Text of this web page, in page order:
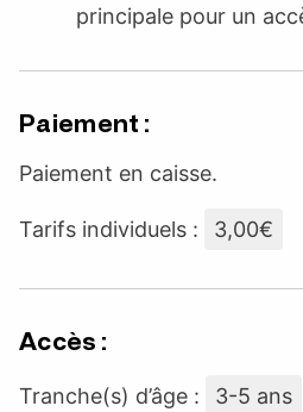
principale pour un
Paiement :
Paiement en caisse.
Tarifs individuels : 3,00€
Accès :
Tranche(s) d’âge : 3-5 ans